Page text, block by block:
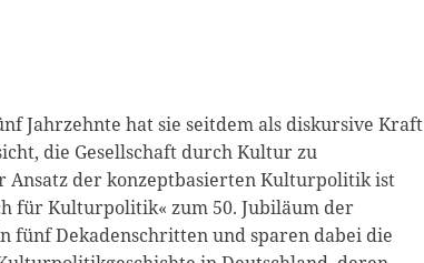
Jahrzehnte hat sie seitdem als diskursive Kraft
die Gesellschaft durch Kultur zu
Ansatz der konzeptbasierten Kulturpolitik ist
für Kulturpolitik« zum 50. Jubiläum der
fünf Dekadenschritten und sparen dabei die